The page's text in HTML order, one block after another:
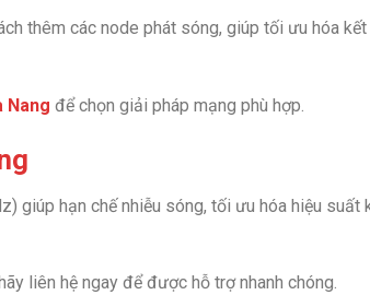
thêm các node phát sóng, giúp tối ưu hóa kết
Nang để chọn giải pháp mạng phù hợp.
giúp hạn chế nhiễu sóng, tối ưu hóa hiệu suất
liên hệ ngay để được hỗ trợ nhanh chóng.